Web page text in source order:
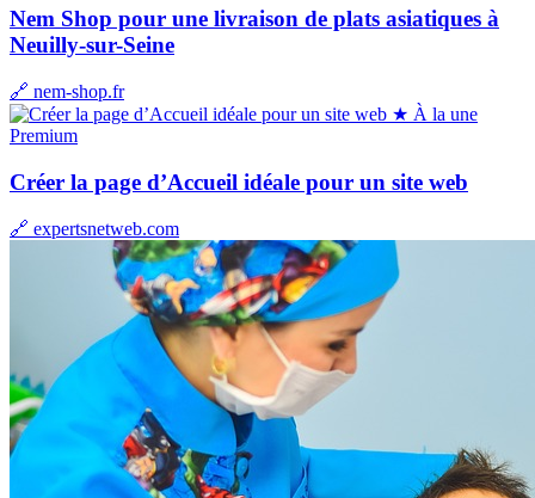
Nem Shop pour une livraison de plats asiatiques à
Neuilly-sur-Seine
🔗 nem-shop.fr
★ À la une
Premium
Créer la page d’Accueil idéale pour un site web
🔗 expertsnetweb.com